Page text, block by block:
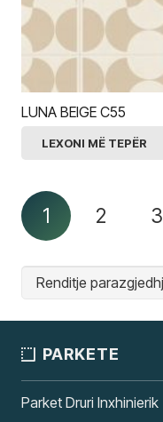
LUNA BEIGE C55
LEXONI MË TEPËR
1 2 3
PARKETE
Parket Druri Inxhinierik